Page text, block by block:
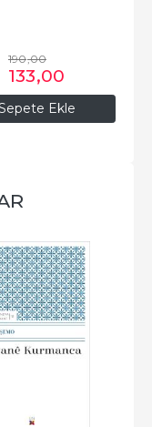
Ekle
190,00
133,00